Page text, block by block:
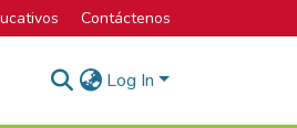
Contáctenos
Log In